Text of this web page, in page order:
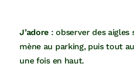
J’adore : observer des
mène au parking, puis tout
une fois en haut.